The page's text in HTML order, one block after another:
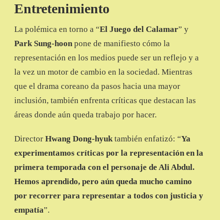
Entretenimiento
La polémica en torno a “El Juego del Calamar” y
Park Sung-hoon pone de manifiesto cómo la
representación en los medios puede ser un reflejo y a
la vez un motor de cambio en la sociedad. Mientras
que el drama coreano da pasos hacia una mayor
inclusión, también enfrenta críticas que destacan las
áreas donde aún queda trabajo por hacer.
Director Hwang Dong-hyuktambién enfatizó: “Ya
experimentamos críticas por la representación en la
primera temporada con el personaje de Ali Abdul.
Hemos aprendido, pero aún queda mucho camino
por recorrer para representar a todos con justicia y
empatía”.